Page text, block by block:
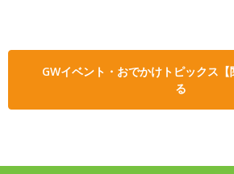
GWイベント・おでかけトピックス
る